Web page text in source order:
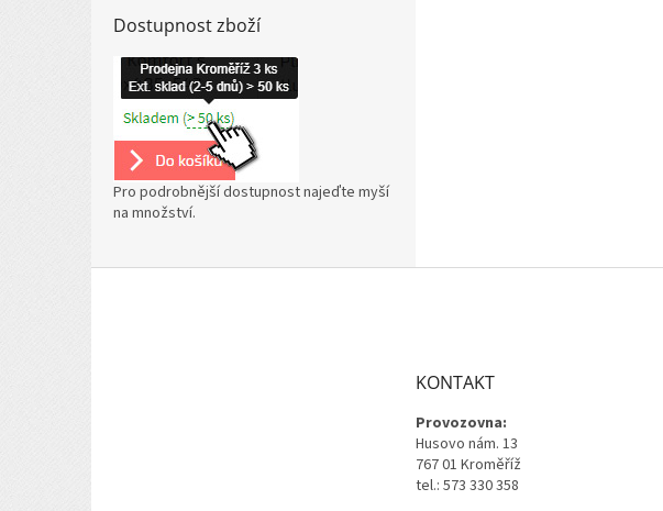
Dostupnost zboží
Pro podrobnější dostupnost najeďte myší
na množství.
KONTAKT
Provozovna:
Husovo nám. 13
767 01 Kroměříž
tel.: 573 330 358